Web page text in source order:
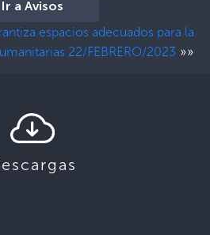
Ir a Avisos
espacios adecuados para la
22/FEBRERO/2023 »»